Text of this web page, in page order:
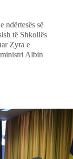
ndërtesës së
të Shkollës
Zyra e
Albin